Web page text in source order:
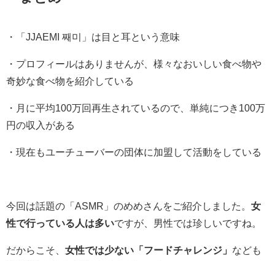
・「JJAEMI 째미」は目と耳という意味
・プロフィールはありませんが、様々なおいしい食べ物や
奇妙な食べ物を紹介している
・月に平均100万回再生されているので、単純につき100万
円の収入がある
・現在もユーチューバーの団体に加盟して活動をしている
今回は話題の「ASMR」のめめさんをご紹介しました。 女
性で行っている人は多いですが、男性では珍しいですね。
だからこそ、 女性では少ない「フードチャレンジ」 なども